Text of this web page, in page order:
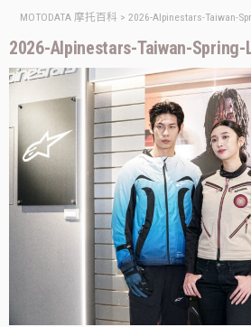
MOTODATA 摩托百科 > 2026-Alpinestars-Taiwan-
2026-Alpinestars-Taiwan-Spring-